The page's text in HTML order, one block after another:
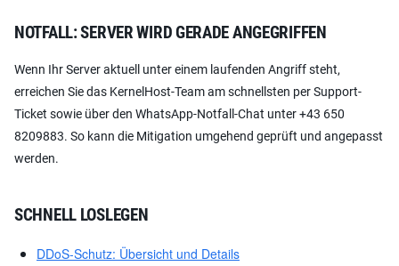
NOTFALL: SERVER WIRD GERADE ANGEGRIFFEN
Wenn Ihr Server aktuell unter einem laufenden Angriff steht,
erreichen Sie das KernelHost-Team am schnellsten per Support-
Ticket sowie über den WhatsApp-Notfall-Chat unter +43 650
8209883. So kann die Mitigation umgehend geprüft und angepasst
werden.
SCHNELL LOSLEGEN
DDoS-Schutz: Übersicht und Details